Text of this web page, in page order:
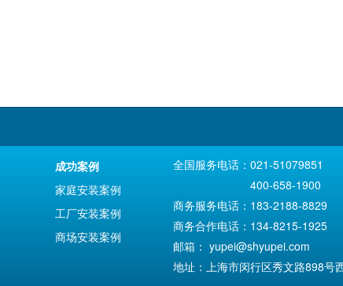
全国服务电话：021-51079851
400-658-1900
商务服务电话：183-2188-8829
商务合作电话：134-8215-1925
邮箱： yupei@shyupei.com
地址：上海市闵行区秀文路898号
成功案例
家庭安装案例
工厂安装案例
商场安装案例